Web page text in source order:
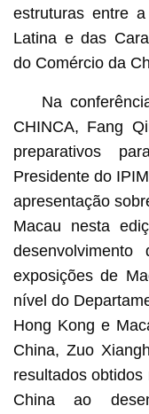
estruturas entre
Latina e das
do Comércio da
Na
CHINCA, Fang
preparativos
Presidente do
apresentação
Macau nesta
exposições de
nível do
Hong Kong e
China, Zuo
resultados
China ao